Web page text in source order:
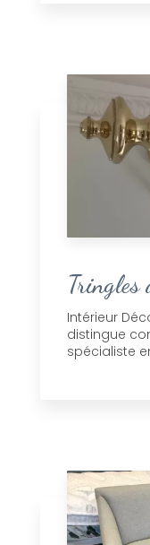
Tringles
Intérieur
distingue
spécialiste